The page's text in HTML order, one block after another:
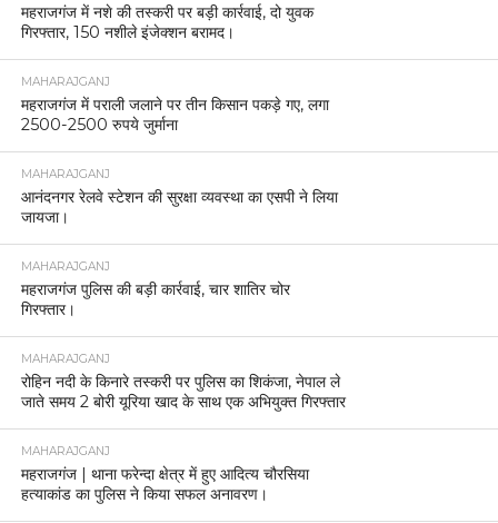
महराजगंज में नशे की तस्करी पर बड़ी कार्रवाई, दो युवक
गिरफ्तार, 150 नशीले इंजेक्शन बरामद।
MAHARAJGANJ
महराजगंज में पराली जलाने पर तीन किसान पकड़े गए, लगा
2500-2500 रुपये जुर्माना
MAHARAJGANJ
आनंदनगर रेलवे स्टेशन की सुरक्षा व्यवस्था का एसपी ने लिया
जायजा।
MAHARAJGANJ
महराजगंज पुलिस की बड़ी कार्रवाई, चार शातिर चोर
गिरफ्तार।
MAHARAJGANJ
रोहिन नदी के किनारे तस्करी पर पुलिस का शिकंजा, नेपाल ले
जाते समय 2 बोरी यूरिया खाद के साथ एक अभियुक्त गिरफ्तार
MAHARAJGANJ
महराजगंज | थाना फरेन्दा क्षेत्र में हुए आदित्य चौरसिया
हत्याकांड का पुलिस ने किया सफल अनावरण।